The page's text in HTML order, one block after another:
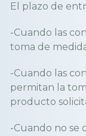
El plazo de
-Cuando las
toma de
-Cuando las
permitan la
producto
-Cuando no se